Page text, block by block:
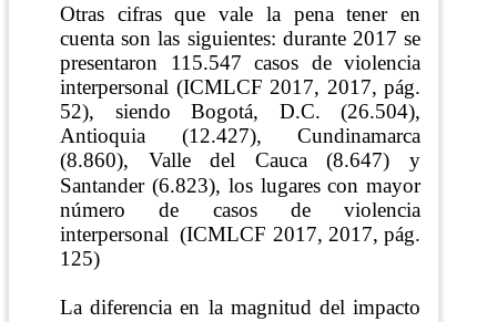
Otras cifras que vale la pena tener en
cuenta son las siguientes: durante 2017 se
presentaron 115.547 casos de violencia
interpersonal (ICMLCF 2017, 2017, pág.
52), siendo Bogotá, D.C. (26.504),
Antioquia (12.427), Cundinamarca
(8.860), Valle del Cauca (8.647) y
Santander (6.823), los lugares con mayor
número de casos de violencia
interpersonal (ICMLCF 2017, 2017, pág.
125)
La diferencia en la magnitud del impacto